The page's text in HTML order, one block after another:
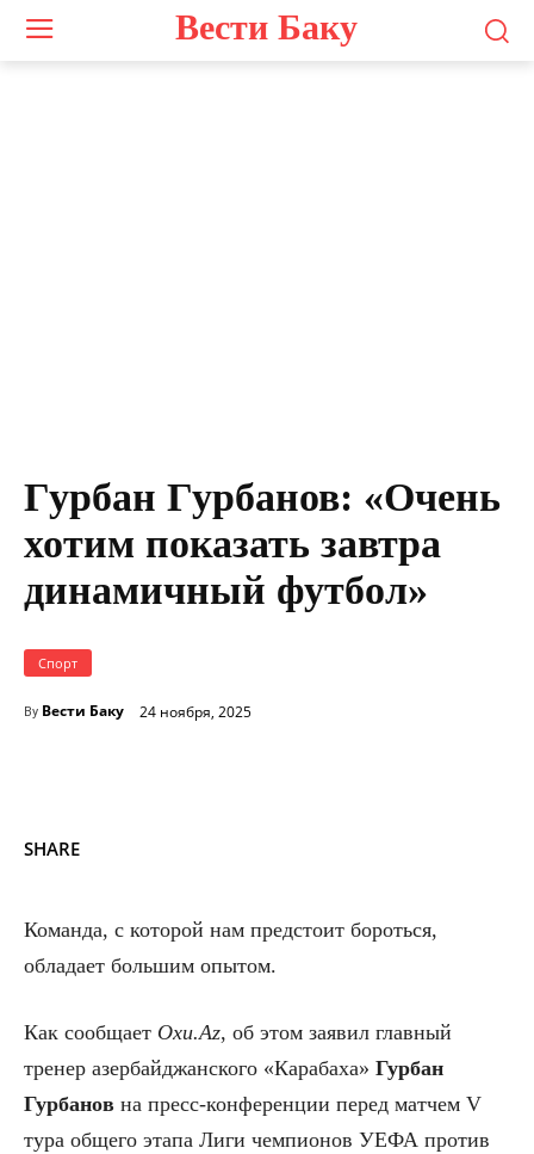
Вести Баку
Гурбан Гурбанов: «Очень
хотим показать завтра
динамичный футбол»
Спорт
By Вести Баку 24 ноября, 2025
SHARE
Команда, с которой нам предстоит бороться,
обладает большим опытом.
Как сообщает Oxu.Az, об этом заявил главный
тренер азербайджанского «Карабаха» Гурбан
Гурбанов на пресс-конференции перед матчем V
тура общего этапа Лиги чемпионов УЕФА против